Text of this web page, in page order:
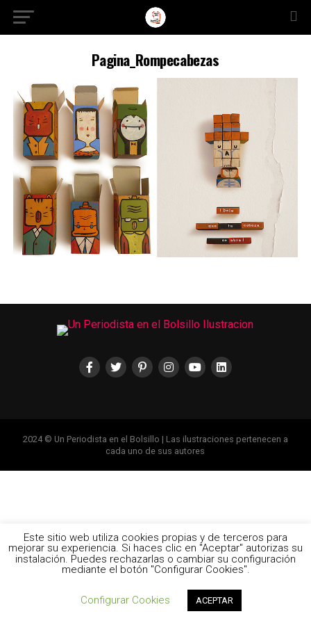
Pagina_Rompecabezas
2024 © Un Periodista en el Bolsillo | Las ilustraciones pertenecen a
cada uno de sus autores
Este sitio web utiliza cookies propias y de terceros para
mejorar su experiencia. Si haces clic en "Aceptar" autorizas su
instalación. Puedes rechazarlas o cambiar su configuración
mediante el botón "Configurar Cookies".
Configurar Cookies ACEPTAR
Ir a la versión móvil